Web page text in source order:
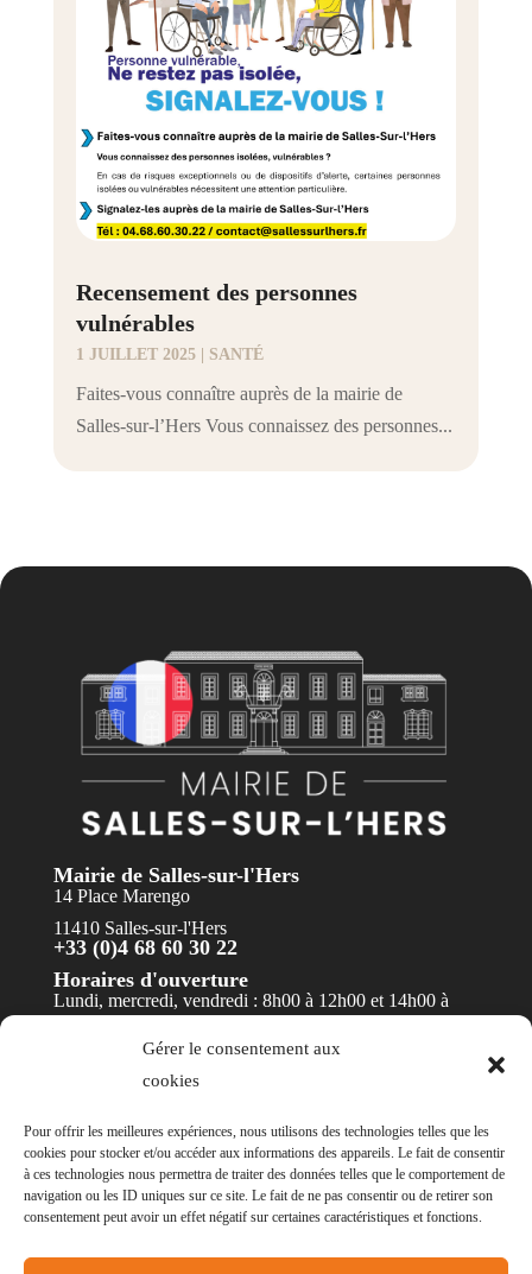
Gérer le consentement aux
cookies
Pour offrir les meilleures expériences, nous utilisons des technologies telles que les
cookies pour stocker et/ou accéder aux informations des appareils. Le fait de consentir
à ces technologies nous permettra de traiter des données telles que le comportement de
navigation ou les ID uniques sur ce site. Le fait de ne pas consentir ou de retirer son
consentement peut avoir un effet négatif sur certaines caractéristiques et fonctions.
Recensement des personnes
vulnérables
1 JUILLET 2025| SANTÉ
Faites-vous connaître auprès de la mairie de
Salles-sur-l’Hers Vous connaissez des personnes...
Mairie de Salles-sur-l'Hers
14 Place Marengo
11410 Salles-sur-l'Hers
+33 (0)4 68 60 30 22
Horaires d'ouverture
Lundi, mercredi, vendredi : 8h00 à 12h00 et 14h00 à
© Mairie de Salles-sur-l'Hers - RéalisationPOCA